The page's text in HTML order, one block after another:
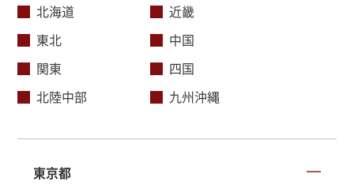
北海道
東北
関東
北陸中部
近畿
中国
四国
九州沖縄
東京都